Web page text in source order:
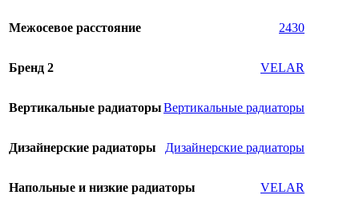
Межосевое расстояние 2430
Бренд 2 VELAR
Вертикальные радиаторыВертикальные радиаторы
Дизайнерские радиаторы Дизайнерские радиаторы
Напольные и низкие радиаторы VELAR